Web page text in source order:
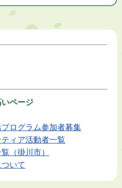
ページ
ログラム参加者募集
ィア活動者一覧
（掛川市）
いて